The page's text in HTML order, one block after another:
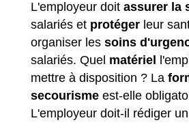
L'employeur doit assurer la
salariés et protéger leur
organiser les soins
salariés. Quel matériel
mettre à disposition ? La
secourisme est-elle
L'employeur doit-il rédiger un